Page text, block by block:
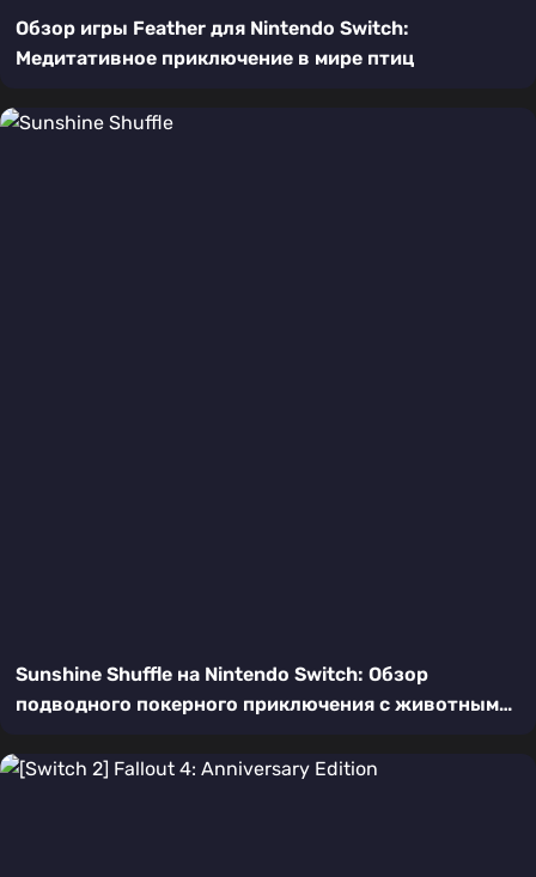
Обзор игры Feather для Nintendo Switch:
Медитативное приключение в мире птиц
Sunshine Shuffle на Nintendo Switch: Обзор
подводного покерного приключения с животными-